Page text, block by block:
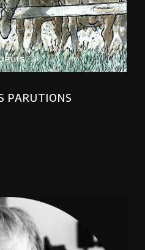
PARUTIONS